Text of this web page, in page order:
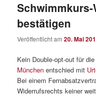
bestätigen
Veröffentlicht am20. Mai
Kein Double-opt-out für
München entschied mit
Bei einem
Widerrufsrechts keiner